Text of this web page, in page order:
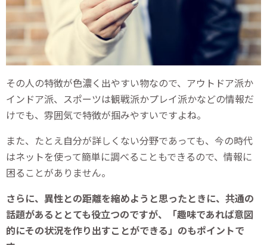
その人の特徴が色濃く出やすい物なので、アウトドア派か
インドア派、スポーツは観戦派かプレイ派かなどの情報だ
けでも、雰囲気で特徴が掴みやすいですよね。
また、たとえ自分が詳しくない分野であっても、今の時代
はネットを使って簡単に調べることもできるので、情報に
困ることがありません。
さらに、異性との距離を縮めようと思ったときに、共通の
話題があるととても役立つのですが、「趣味であれば意図
的にその状況を作り出すことができる」のもポイントで